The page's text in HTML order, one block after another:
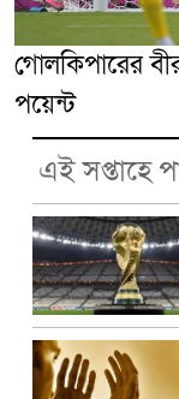
গোলকিপারের
পয়েন্ট
এই সপ্তাহে